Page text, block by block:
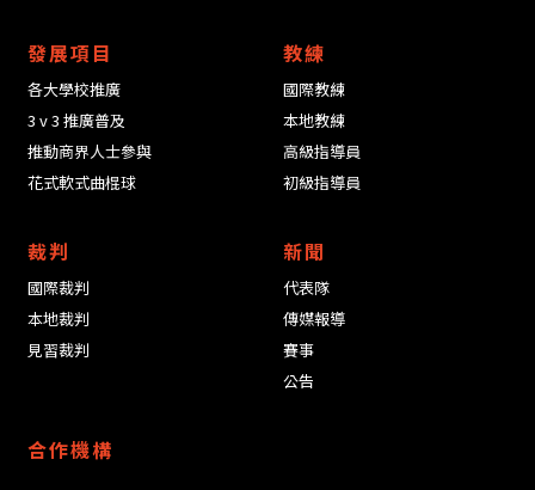
發展項目
各大學校推廣
3 v 3 推廣普及
推動商界人士參與
花式軟式曲棍球
教練
國際教練
本地教練
高級指導員
初級指導員
裁判
國際裁判
本地裁判
見習裁判
新聞
代表隊
傳媒報導
賽事
公告
合作機構